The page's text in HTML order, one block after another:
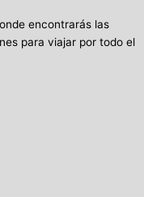
encontrarás las
para viajar por todo el